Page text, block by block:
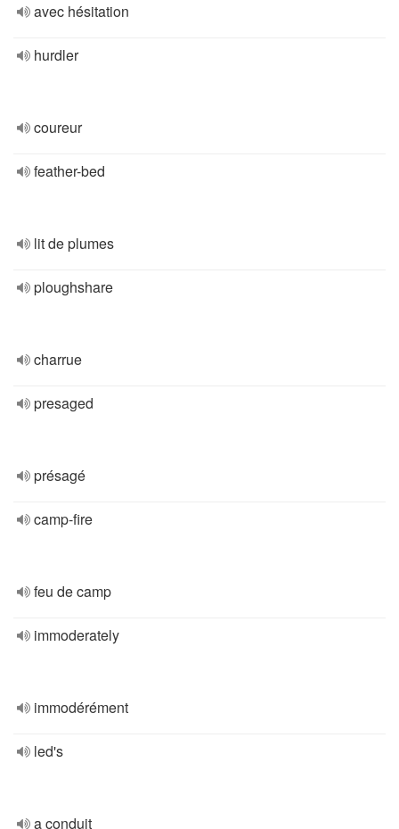
avec hésitation
hurdler
coureur
feather-bed
lit de plumes
ploughshare
charrue
presaged
présagé
camp-fire
feu de camp
immoderately
immodérément
led's
a conduit